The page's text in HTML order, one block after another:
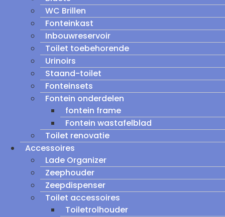
WC Brillen
Fonteinkast
Inbouwreservoir
Toilet toebehorende
Urinoirs
Staand-toilet
Fonteinsets
Fontein onderdelen
fontein frame
Fontein wastafelblad
Toilet renovatie
Accessoires
Lade Organizer
Zeephouder
Zeepdispenser
Toilet accessoires
Toiletrolhouder